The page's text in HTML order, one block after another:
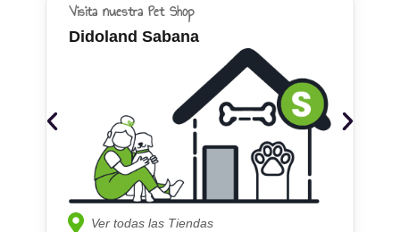
Visita nuestra Pet Shop
Didoland Sabana
Ver todas las Tiendas